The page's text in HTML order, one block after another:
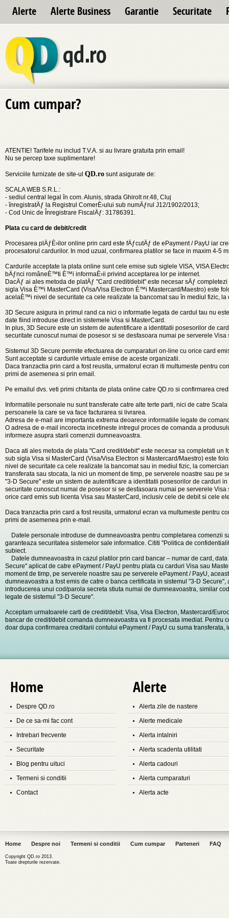
Cum cumpar?
ATENTIE! Tarifele nu includ T.V.A. si au livrare gratuita prin email!
Nu se percep taxe suplimentare!
Serviciile furnizate de site-ul QD.ro sunt asigurate de:
SCALA WEB S.R.L.:
- sediul central legal în com. Alunis, strada Ghirolt nr.48, Cluj
- înregistratÄƒ la Registrul ComerÈ›ului sub numÄƒrul J12/1902/2013;
- Cod Unic de Înregistrare FiscalÄƒ: 31786391.
Plata cu card de debit/credit
Procesarea plÄƒÈ›ilor online prin card este fÄƒcutÄƒ de ePayment / PayU iar
procesatorul cardurilor. In mod uzual, confirmarea platilor se face in maxim 4-5
Cardurile acceptate la plata online sunt cele emise sub siglele VISA, VISA
bÄƒnci româneÈ™ti È™i informaÈ›ii privind acceptarea lor pe internet.
DacÄƒ ai ales metoda de platÄƒ "Card credit/debit" este necesar sÄƒ
sigla Visa È™i MasterCard (Visa/Visa Electron È™i Mastercard/Maestro) este
acelaÈ™i nivel de securitate ca cele realizate la bancomat sau în mediul fizic, la
3D Secure asigura in primul rand ca nici o informatie legata de cardul tau nu
date fiind introduse direct in sistemele Visa si MasterCard.
In plus, 3D Secure este un sistem de autentificare a identitatii posesorilor de
securitate cunoscut numai de posesor si se desfasoara numai pe serverele Visa
Sistemul 3D Secure permite efectuarea de cumparaturi on-line cu orice card
Sunt acceptate si cardurile virtuale emise de aceste organizatii.
Daca tranzactia prin card a fost reusita, urmatorul ecran iti multumeste pentru
primi de asemenea si prin email.
Pe emailul dvs. veti primi chitanta de plata online catre QD.ro si confirmarea
Informatiile personale nu sunt transferate catre alte terte parti, nici de catre
persoanele la care se va face facturarea si livrarea.
Adresa de e-mail are importanta extrema deoarece informatiile legate de
O adresa de e-mail incorecta incetineste intregul proces de comanda a
informeze asupra starii comenzii dumneavoastra.
Daca ati ales metoda de plata "Card credit/debit" este necesar sa completati
sub sigla Visa si MasterCard (Visa/Visa Electron si Mastercard/Maestro) este
nivel de securitate ca cele realizate la bancomat sau in mediul fizic, la
transferata sau stocata, la nici un moment de timp, pe serverele noastre sau
"3-D Secure" este un sistem de autentificare a identitatii posesorilor de carduri
securitate cunoscut numai de posesor si se desfasoara numai pe serverele
orice card emis sub licenta Visa sau MasterCard, inclusiv cele de debit si cele
Daca tranzactia prin card a fost reusita, urmatorul ecran va multumeste pentru
primi de asemenea prin e-mail.
Datele personale introduse de dumneavoastra pentru completarea comenzii
garanteaza securitatea sistemelor sale informatice. Cititi "Politica de
subiect.
Datele dumneavoastra in cazul platilor prin card bancar – numar de card,
Secure" aplicat de catre ePayment / PayU pentru plata cu carduri Visa sau
moment de timp, pe serverele noastre sau pe serverele ePayment / PayU,
dumneavoastra a fost emis de catre o banca certificata in sistemul "3-D
introducerea unui cod/parola secreta stiuta numai de dumneavoastra, similar
legate de sistemul "3-D Secure".
Acceptam urmatoarele carti de credit/debit: Visa, Visa Electron, Mastercard/
bancar de credit/debit comanda dumneavoastra va fi procesata imediat.
doar dupa confirmarea creditarii contului ePayment / PayU cu suma
Alerte Alerte Business Garantie Securitate
Home
Despre QD.ro
De ce sa-mi fac cont
Intrebari frecvente
Securitate
Blog pentru uituci
Termeni si conditii
Contact
Alerte
Alerta zile de nastere
Alerte medicale
Alerta intalniri
Alerta scadenta utilitati
Alerta cadouri
Alerta cumparaturi
Alerta acte
Home Despre noi Termeni si conditii Cum cumpar Parteneri FAQ
Copyright QD.ro 2013.
Toate drepturile rezervate.